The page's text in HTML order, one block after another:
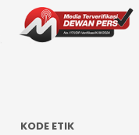
KODE ETIK